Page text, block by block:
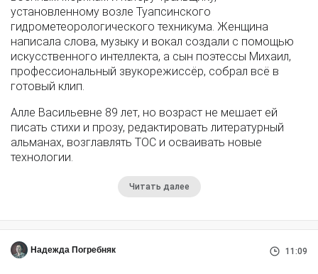
установленному возле Туапсинского
гидрометеорологического техникума. Женщина
написала слова, музыку и вокал создали с помощью
искусственного интеллекта, а сын поэтессы Михаил,
профессиональный звукорежиссёр, собрал всё в
готовый клип.
Алле Васильевне 89 лет, но возраст не мешает ей
писать стихи и прозу, редактировать литературный
альманах, возглавлять ТОС и осваивать новые
технологии.
Читать далее
Надежда Погребняк 11:09